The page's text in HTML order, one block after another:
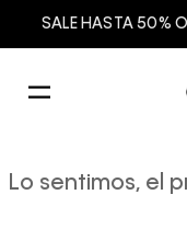
SALE HASTA 50%
Lo sentimos, el